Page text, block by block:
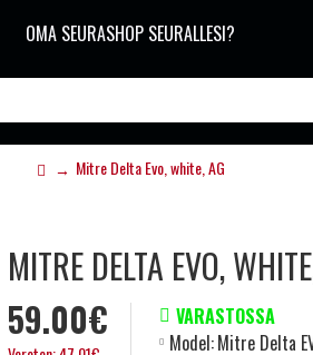
OMA SEURASHOP SEURALLESI?
Mitre Delta Evo, white, AG
MITRE DELTA EVO,
59.00€
VARASTOSSA
Model:Mitre Delta